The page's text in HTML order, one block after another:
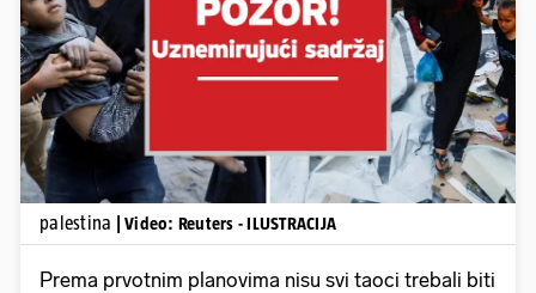
Pokretanje videa...
palestina | Video: Reuters - ILUSTRACIJA
Prema prvotnim planovima nisu svi taoci trebali biti